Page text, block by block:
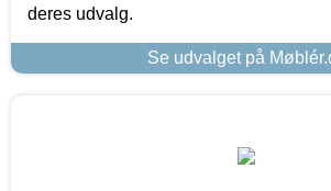
deres udvalg.
Se udvalget på